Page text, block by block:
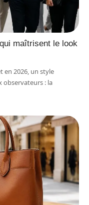
maîtrisent le look
en 2026, un style
observateurs : la